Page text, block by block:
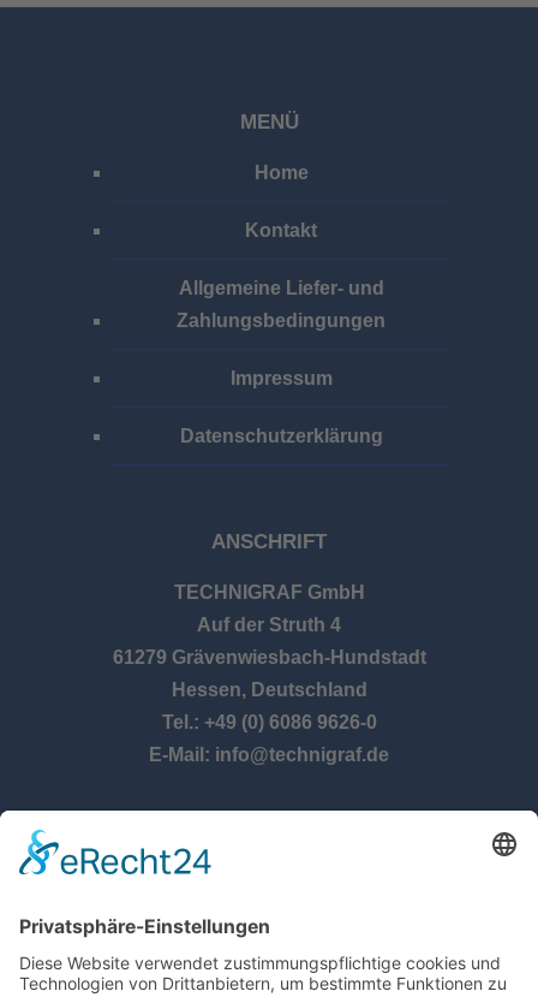
MENÜ
Home
Kontakt
Allgemeine Liefer- und
Zahlungsbedingungen
Impressum
Datenschutzerklärung
ANSCHRIFT
TECHNIGRAF GmbH
Auf der Struth 4
61279 Grävenwiesbach-Hundstadt
Hessen, Deutschland
Tel.: +49 (0) 6086 9626-0
E-Mail: info@technigraf.de
ÖFFNUNGSZEITEN
8:00 Uhr – 17:00 Uhr
Freitag: